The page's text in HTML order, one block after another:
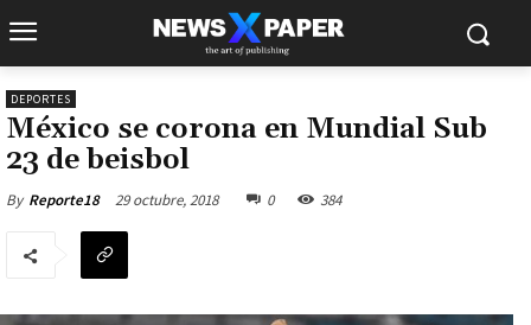
DEPORTES
México se corona en Mundial Sub
23 de beisbol
By Reporte18 29 octubre, 2018 0 384